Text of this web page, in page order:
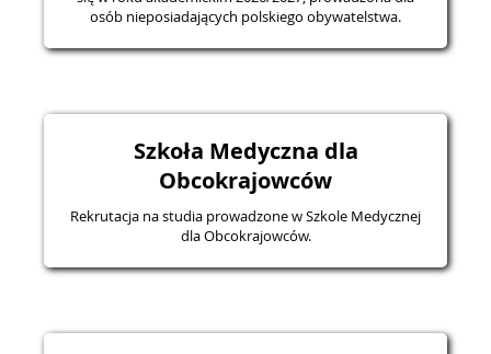
osób nieposiadających polskiego obywatelstwa.
Szkoła Medyczna dla
Obcokrajowców
Rekrutacja na studia prowadzone w Szkole Medycznej
dla Obcokrajowców.